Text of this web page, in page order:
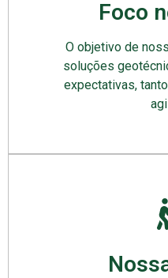
Foco
O objetivo de
soluções
expectativas,